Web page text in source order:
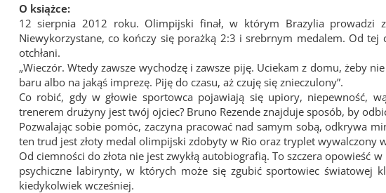
O książce:
12 sierpnia 2012 roku. Olimpijski finał, w którym Brazylia prowadzi
Niewykorzystane, co kończy się porażką 2:3 i srebrnym medalem. Od
otchłani.
„Wieczór. Wtedy zawsze wychodzę i zawsze piję. Uciekam z domu, żeby
baru albo na jakąś imprezę. Piję do czasu, aż czuję się znieczulony”.
Co robić, gdy w głowie sportowca pojawiają się upiory, niepewność,
trenerem drużyny jest twój ojciec? Bruno Rezende znajduje sposób, by
Pozwalając sobie pomóc, zaczyna pracować nad samym sobą, odkrywa
ten trud jest złoty medal olimpijski zdobyty w Rio oraz tryplet wywalczony
Od ciemności do złota nie jest zwykłą autobiografią. To szczera
psychiczne labirynty, w których może się zgubić sportowiec światowej
kiedykolwiek wcześniej.